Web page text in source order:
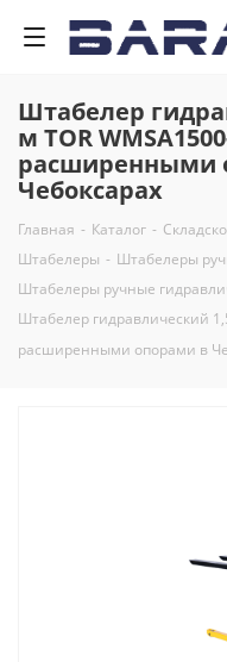
Штабелер
м TOR
расширенными
Чебоксарах
Главная - Каталог -
Штабелеры - Штабелеры
Штабелеры ручные
Штабелер гидравлический
расширенными опорами в